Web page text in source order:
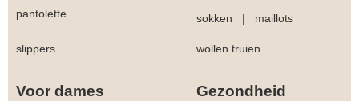
pantolette sokken | maillots
slippers wollen truien
Voor dames Gezondheid